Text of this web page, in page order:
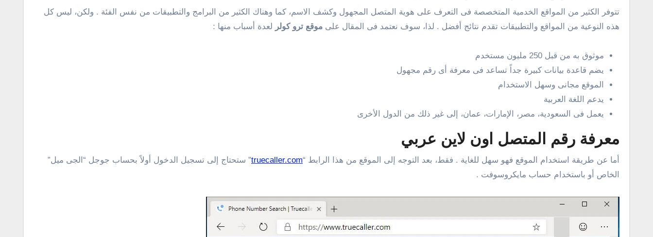
تتوفر الكثير من المواقع الخدمية المتخصصة فى التعرف على هوية المتصل المجهول وكشف الاسم، كما وهناك الكثير من البرامج والتطبيقات من نفس الفئة . ولكن، ليس كل
هذه النوعية من المواقع والتطبيقات تقدم نتائج أفضل . لذا، سوف نعتمد فى المقال على موقع ترو كولر لعدة أسباب منها :
موثوق به من قبل 250 مليون مستخدم
يضم قاعدة بيانات كبيرة جداً تساعد فى معرفة أى رقم مجهول
الموقع مجانى وسهل الاستخدام
يدعم اللغة العربية
يعمل فى السعودية، مصر، الإمارات، عمان، إلى غير ذلك من الدول الأخرى
معرفة رقم المتصل اون لاين عربي
أما عن طريقة استخدام الموقع فهو سهل للغاية . فقط، بعد التوجه إلى الموقع من هذا الرابط “truecaller.com” ستحتاج إلى تسجيل الدخول أولاً بحساب جوجل “الجى ميل”
الخاص أو باستخدام حساب مايكروسوفت .